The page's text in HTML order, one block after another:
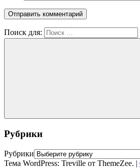
Поиск для:
Рубрики
Рубрики
Тема WordPress: Treville от ThemeZee. |